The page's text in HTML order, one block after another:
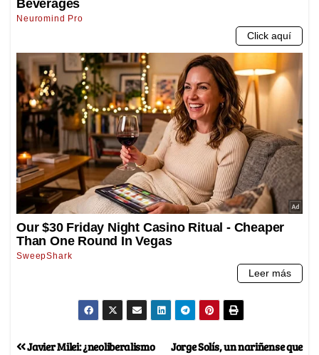
Jorge Solís, un nariñense que
Javier Milei: ¿neoliberalismo